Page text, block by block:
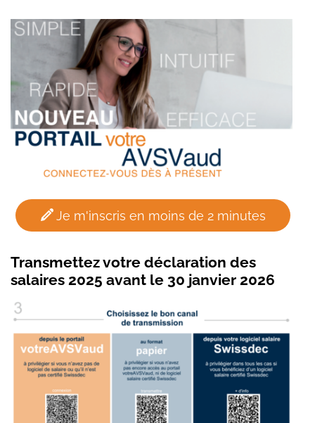
Je m'inscris en moins de 2 minutes
Transmettez votre déclaration des
salaires 2025 avant le 30 janvier 2026